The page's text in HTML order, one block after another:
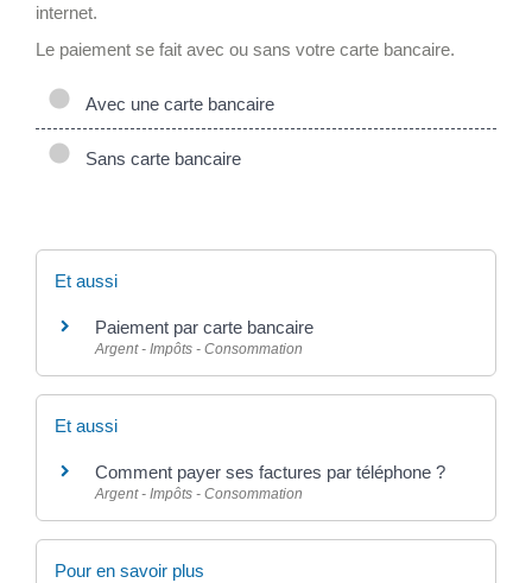
internet.
Le paiement se fait avec ou sans votre carte bancaire.
Avec une carte bancaire
Sans carte bancaire
Et aussi
Paiement par carte bancaire
Argent - Impôts - Consommation
Et aussi
Comment payer ses factures par téléphone ?
Argent - Impôts - Consommation
Pour en savoir plus